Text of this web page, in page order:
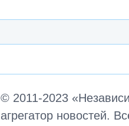
© 2011-2023
агрегатор новостей.